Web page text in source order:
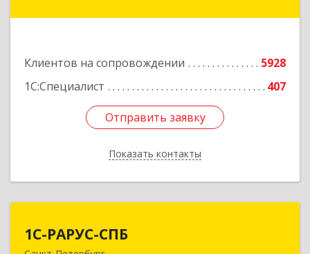
Клиентов на сопровождении
5928
1С:Специалист
407
Отправить заявку
Показать контакты
Отправить заявку
Назад
1С-РАРУС-СПБ